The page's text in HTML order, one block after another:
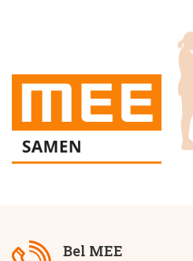
Bel MEE